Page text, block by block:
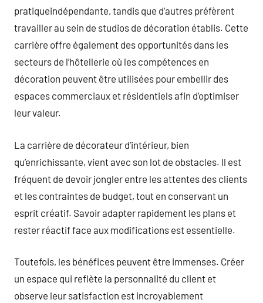
pratiqueindépendante, tandis que d’autres préfèrent
travailler au sein de studios de décoration établis. Cette
carrière offre également des opportunités dans les
secteurs de l’hôtellerie où les compétences en
décoration peuvent être utilisées pour embellir des
espaces commerciaux et résidentiels afin d’optimiser
leur valeur.
La carrière de décorateur d’intérieur, bien
qu’enrichissante, vient avec son lot de obstacles. Il est
fréquent de devoir jongler entre les attentes des clients
et les contraintes de budget, tout en conservant un
esprit créatif. Savoir adapter rapidement les plans et
rester réactif face aux modifications est essentielle.
Toutefois, les bénéfices peuvent être immenses. Créer
un espace qui reflète la personnalité du client et
observe leur satisfaction est incroyablement